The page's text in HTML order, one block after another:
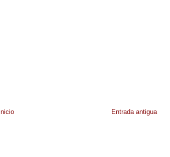
Entrada antigua
Inicio